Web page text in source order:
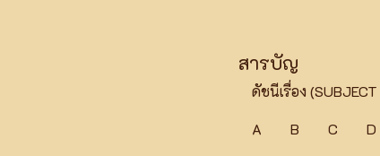
สารบัญ
ดัชนีเรื่อง (SUBJECT
A
B C D